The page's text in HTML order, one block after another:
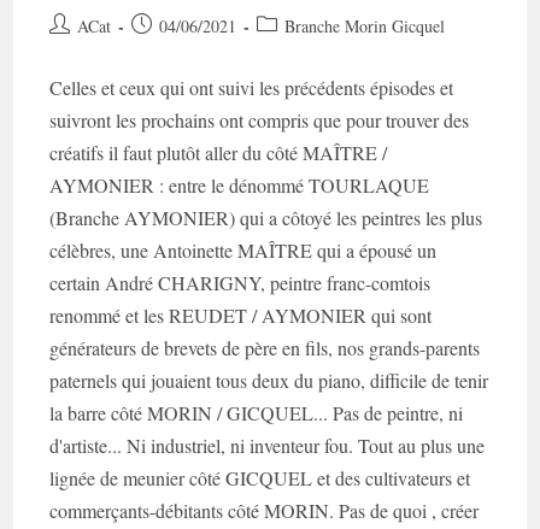
Auteur/autrice
publication :
ACat
Post04/06/2021
PostBranche Morin Gicquel
Celles et ceux qui ont suivi les précédents épisodes et
suivront les prochains ont compris que pour trouver des
créatifs il faut plutôt aller du côté MAÎTRE /
AYMONIER : entre le dénommé TOURLAQUE
(Branche AYMONIER) qui a côtoyé les peintres les plus
célèbres, une Antoinette MAÎTRE qui a épousé un
certain André CHARIGNY, peintre franc-comtois
renommé et les REUDET / AYMONIER qui sont
générateurs de brevets de père en fils, nos grands-parents
paternels qui jouaient tous deux du piano, difficile de tenir
la barre côté MORIN / GICQUEL... Pas de peintre, ni
d'artiste... Ni industriel, ni inventeur fou. Tout au plus une
lignée de meunier côté GICQUEL et des cultivateurs et
commerçants-débitants côté MORIN. Pas de quoi , créer